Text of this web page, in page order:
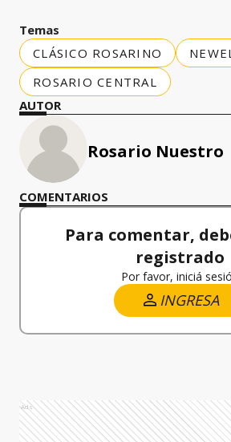
Temas
CLÁSICO ROSARINO
ROSARIO CENTRAL
AUTOR
Rosario Nuestro
COMENTARIOS
Para comentar,
registrado
Por favor, iniciá
INGRESA
Ads